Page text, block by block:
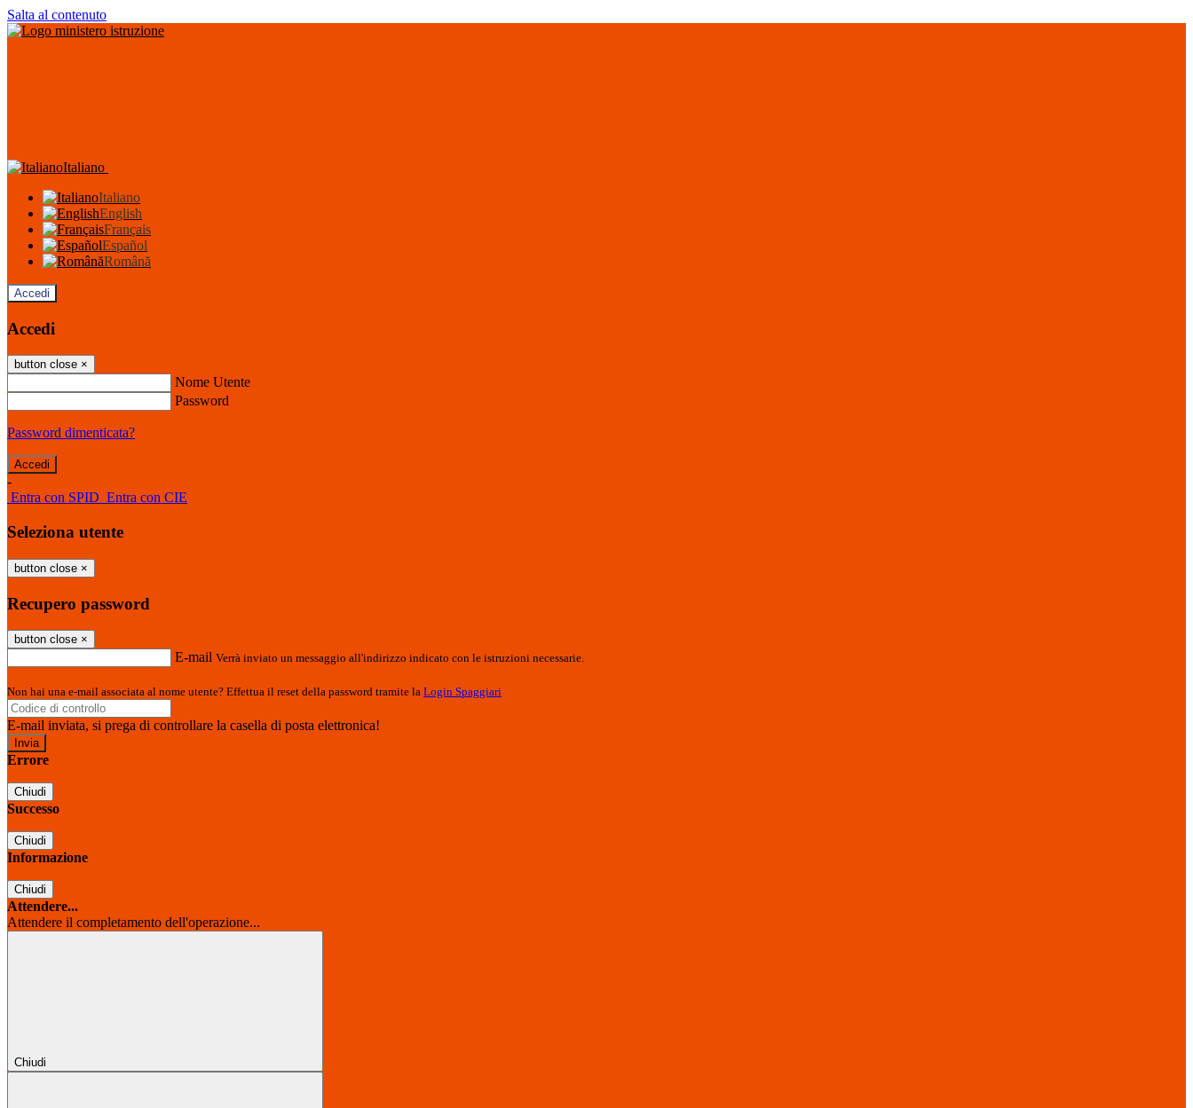
Salta al contenuto
Italiano
Italiano
English
Français
Español
Română
Accedi
Accedi
button close ×
Nome Utente
Password
Password dimenticata?
-
Entra con SPID Entra con CIE
Seleziona utente
button close ×
Recupero password
button close ×
E-mail Verrà inviato un messaggio all'indirizzo indicato con le istruzioni necessarie.
Non hai una e-mail associata al nome utente? Effettua il reset della password tramite la Login Spaggiari
E-mail inviata, si prega di controllare la casella di posta elettronica!
Errore
Chiudi
Successo
Chiudi
Informazione
Chiudi
Attendere...
Attendere il completamento dell'operazione...
Chiudi